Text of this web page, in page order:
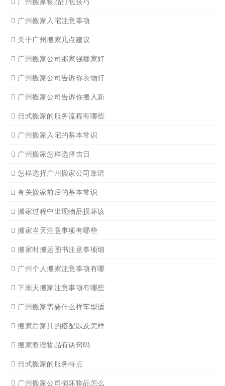
广州搬家禁忌须知
设备搬运需要注意细节
应该怎样选择广州搬家公司
选择广州搬家公司需谨慎
广州搬家流程
搬家有哪些细节是一定要注
广州搬家物品打包技巧
广州搬家入宅注意事项
关于广州搬家几点建议
广州搬家公司那家强哪家好
广州搬家公司告诉你衣物打
广州搬家公司告诉你搬入新
日式搬家的服务流程有哪些
广州搬家入宅的基本常识
广州搬家怎样选择吉日
怎样选择广州搬家公司靠谱
有关搬家前后的基本常识
搬家过程中出现物品损坏该
搬家当天注意事项有哪些
搬家时搬运图书注意事项细